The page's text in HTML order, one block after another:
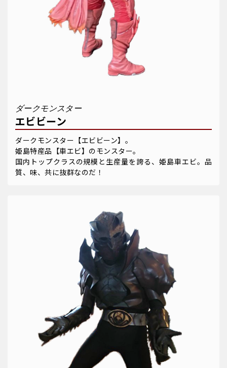
ダークモンスター
エビビーン
ダークモンスター【エビビーン】。
姫島特産品【車エビ】のモンスター。
国内トップクラスの規模と生産量を誇る、姫島車エビ。品
質、味、共に抜群なのだ！